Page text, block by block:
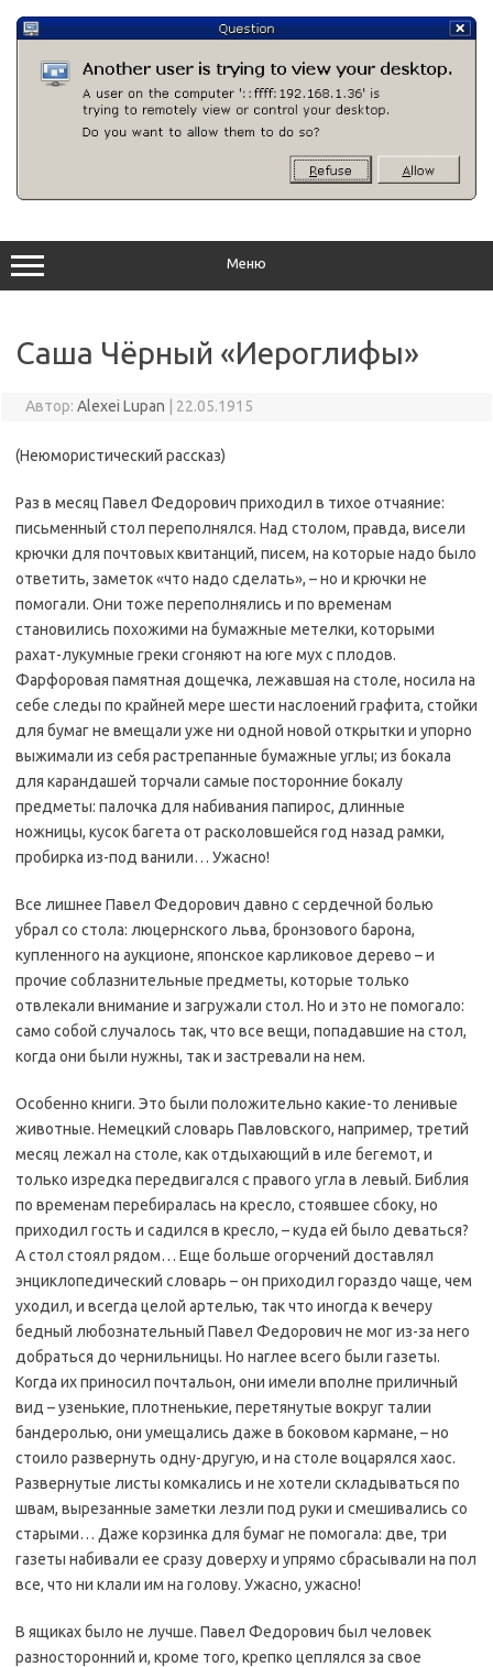
содержимому
Меню
Саша Чёрный «Иероглифы»
Автор: Alexei Lupan 22.05.1915
(Неюмористический рассказ)
Раз в месяц Павел Федорович приходил в тихое отчаяние:
письменный стол переполнялся. Над столом, правда, висели
крючки для почтовых квитанций, писем, на которые надо было
ответить, заметок «что надо сделать», – но и крючки не
помогали. Они тоже переполнялись и по временам
становились похожими на бумажные метелки, которыми
рахат-лукумные греки сгоняют на юге мух с плодов.
Фарфоровая памятная дощечка, лежавшая на столе, носила на
себе следы по крайней мере шести наслоений графита, стойки
для бумаг не вмещали уже ни одной новой открытки и упорно
выжимали из себя растрепанные бумажные углы; из бокала
для карандашей торчали самые посторонние бокалу
предметы: палочка для набивания папирос, длинные
ножницы, кусок багета от расколовшейся год назад рамки,
пробирка из-под ванили… Ужасно!
Все лишнее Павел Федорович давно с сердечной болью
убрал со стола: люцернского льва, бронзового барона,
купленного на аукционе, японское карликовое дерево – и
прочие соблазнительные предметы, которые только
отвлекали внимание и загружали стол. Но и это не помогало:
само собой случалось так, что все вещи, попадавшие на стол,
когда они были нужны, так и застревали на нем.
Особенно книги. Это были положительно какие-то ленивые
животные. Немецкий словарь Павловского, например, третий
месяц лежал на столе, как отдыхающий в иле бегемот, и
только изредка передвигался с правого угла в левый. Библия
по временам перебиралась на кресло, стоявшее сбоку, но
приходил гость и садился в кресло, – куда ей было деваться?
А стол стоял рядом… Еще больше огорчений доставлял
энциклопедический словарь – он приходил гораздо чаще, чем
уходил, и всегда целой артелью, так что иногда к вечеру
бедный любознательный Павел Федорович не мог из-за него
добраться до чернильницы. Но наглее всего были газеты.
Когда их приносил почтальон, они имели вполне приличный
вид – узенькие, плотненькие, перетянутые вокруг талии
бандеролью, они умещались даже в боковом кармане, – но
стоило развернуть одну-другую, и на столе воцарялся хаос.
Развернутые листы комкались и не хотели складываться по
швам, вырезанные заметки лезли под руки и смешивались со
старыми… Даже корзинка для бумаг не помогала: две, три
газеты набивали ее сразу доверху и упрямо сбрасывали на пол
все, что ни клали им на голову. Ужасно, ужасно!
В ящиках было не лучше. Павел Федорович был человек
разносторонний и, кроме того, крепко цеплялся за свое